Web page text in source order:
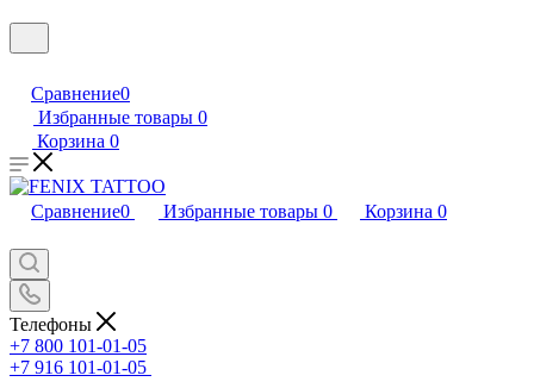
Сравнение0
Избранные товары 0
Корзина 0
Сравнение0 Избранные товары 0 Корзина 0
Телефоны
+7 800 101-01-05
+7 916 101-01-05